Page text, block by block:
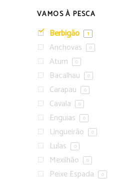
VAMOS À PESCA
Berbigão 1
Anchovas 0
Atum 0
Bacalhau 0
Carapau 0
Cavala 0
Enguias 0
Lingueirão 0
Lulas 0
Mexilhão 0
Peixe Espada 0